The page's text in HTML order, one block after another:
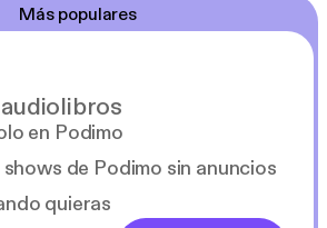
Más populares
en Podimo
de Podimo sin anuncios
quieras